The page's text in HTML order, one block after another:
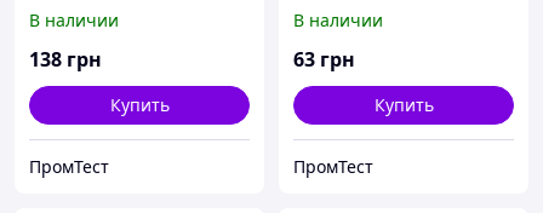
В наличии
138 грн
Купить
ПромТест
В наличии
63 грн
Купить
ПромТест